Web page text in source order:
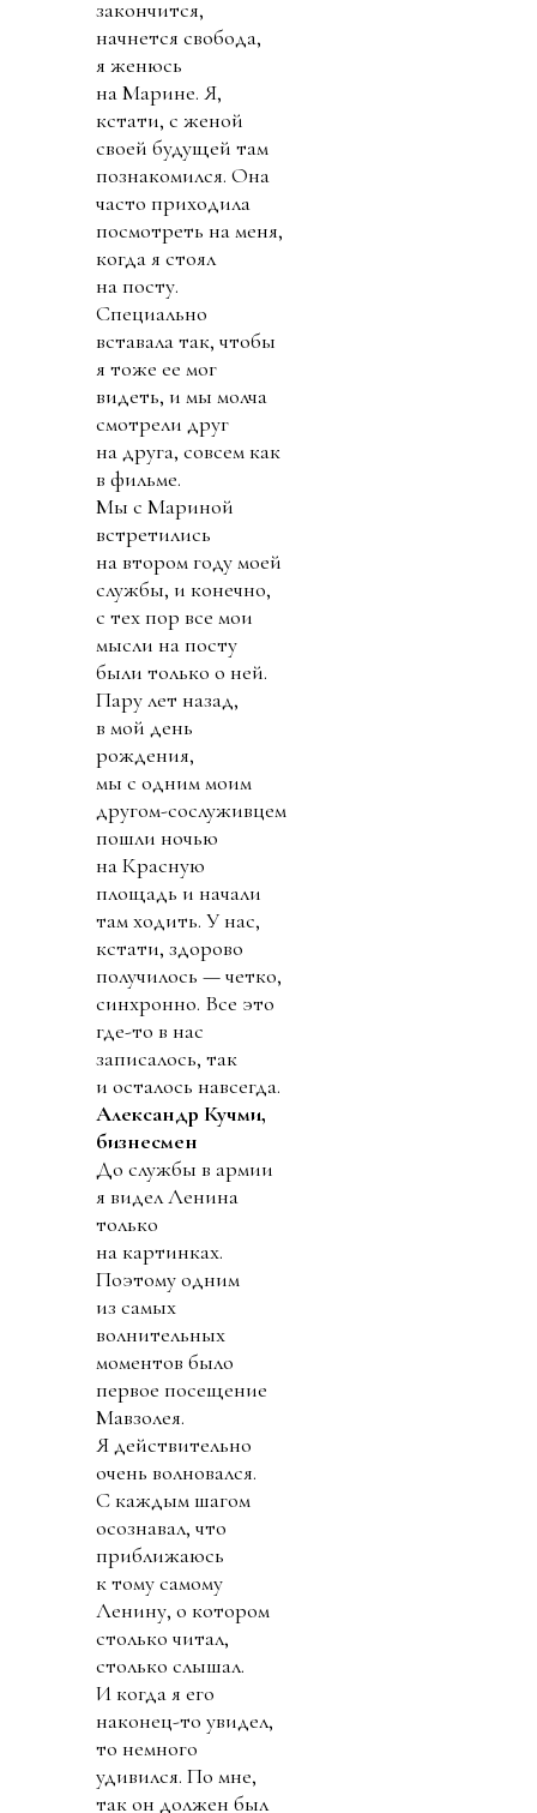
закончится,
начнется свобода,
я женюсь
на Марине. Я,
кстати, с женой
своей будущей там
познакомился. Она
часто приходила
посмотреть на меня,
когда я стоял
на посту.
Специально
вставала так, чтобы
я тоже ее мог
видеть, и мы молча
смотрели друг
на друга, совсем как
в фильме.
Мы с Мариной
встретились
на втором году моей
службы, и конечно,
с тех пор все мои
мысли на посту
были только о ней.
Пару лет назад,
в мой день
рождения,
мы с одним моим
другом-сослуживцем
пошли ночью
на Красную
площадь и начали
там ходить. У нас,
кстати, здорово
получилось — четко,
синхронно. Все это
где-то в нас
записалось, так
и осталось навсегда.
Александр Кучми,
бизнесмен
До службы в армии
я видел Ленина
только
на картинках.
Поэтому одним
из самых
волнительных
моментов было
первое посещение
Мавзолея.
Я действительно
очень волновался.
С каждым шагом
осознавал, что
приближаюсь
к тому самому
Ленину, о котором
столько читал,
столько слышал.
И когда я его
наконец-то увидел,
то немного
удивился. По мне,
так он должен был